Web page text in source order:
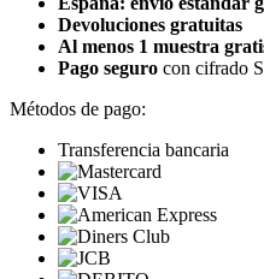
Devoluciones gratuitas
Al menos 1 muestra
Pago seguro con cifrado
Métodos de pago:
Transferencia bancaria